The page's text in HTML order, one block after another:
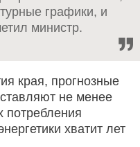
графики, и
министр.
края, прогнозные
не менее
потребления
хватит лет